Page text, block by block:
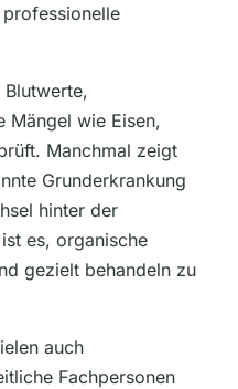
Mängel wie Eisen,
Manchmal zeigt
Grunderkrankung
hinter der
es, organische
gezielt behandeln zu
auch
Fachpersonen